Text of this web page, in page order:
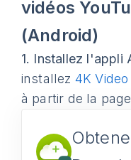
vidéos
(Android)
1. Installez l'appli
installez 4K
à partir de la